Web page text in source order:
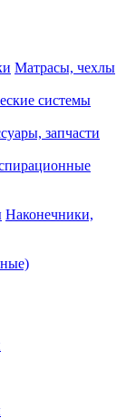
Матрасы, чехлы
системы
запчасти
Наконечники,